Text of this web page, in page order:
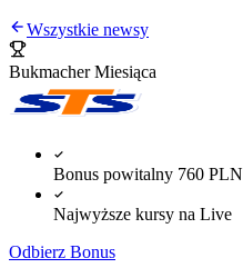
Wszystkie newsy
Bukmacher Miesiąca
Bonus powitalny 760 PLN
Najwyższe kursy na Live
Odbierz Bonus